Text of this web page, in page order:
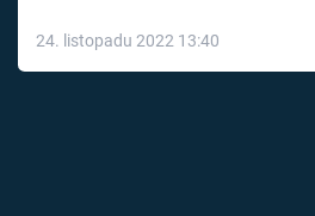
24. listopadu 2022 13:40